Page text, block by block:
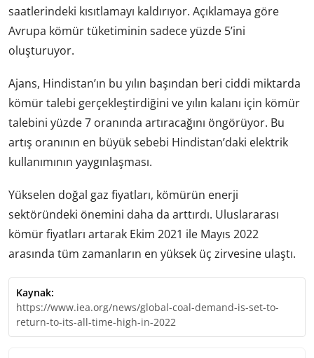
saatlerindeki kısıtlamayı kaldırıyor. Açıklamaya göre
Avrupa kömür tüketiminin sadece yüzde 5’ini
oluşturuyor.
Ajans, Hindistan’ın bu yılın başından beri ciddi miktarda
kömür talebi gerçekleştirdiğini ve yılın kalanı için kömür
talebini yüzde 7 oranında artıracağını öngörüyor. Bu
artış oranının en büyük sebebi Hindistan’daki elektrik
kullanımının yaygınlaşması.
Yükselen doğal gaz fiyatları, kömürün enerji
sektöründeki önemini daha da arttırdı. Uluslararası
kömür fiyatları artarak Ekim 2021 ile Mayıs 2022
arasında tüm zamanların en yüksek üç zirvesine ulaştı.
Kaynak:
https://www.iea.org/news/global-coal-demand-is-set-to-
return-to-its-all-time-high-in-2022